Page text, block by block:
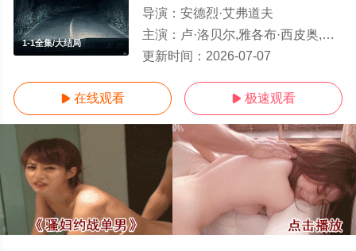
1-1全集/大结局
导演： 安德烈·艾弗道夫
主演： 卢·洛贝尔,雅各布·西皮奥,梅丽莎·里奥,德薇埃尔·约翰逊
更新时间： 2026-07-07
 在线观看  极速观看